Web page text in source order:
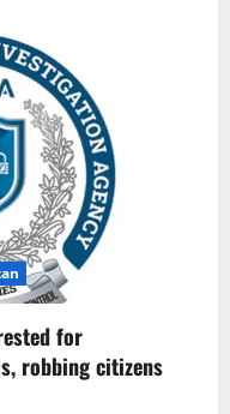
for
robbing citizens